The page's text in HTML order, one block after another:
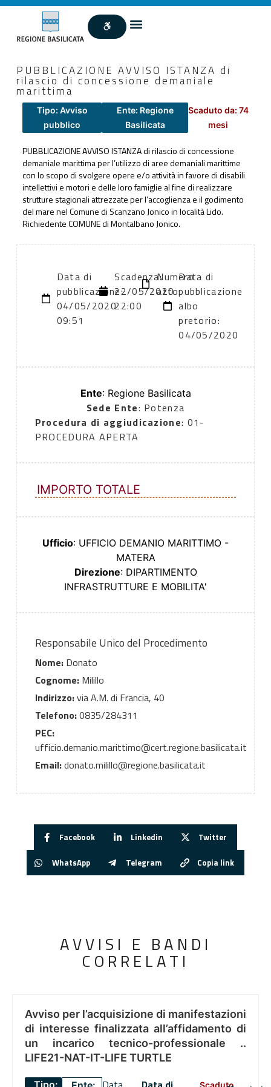
PUBBLICAZIONE AVVISO ISTANZA di
rilascio di concessione demaniale
marittima
Tipo: Avviso
pubblico
Ente: Regione
Basilicata
Scaduto da: 74
mesi
PUBBLICAZIONE AVVISO ISTANZA di rilascio di concessione
demaniale marittima per l’utilizzo di aree demaniali marittime
con lo scopo di svolgere opere e/o attività in favore di disabili
intellettivi e motori e delle loro famiglie al fine di realizzare
strutture stagionali attrezzate per l’accoglienza e il godimento
del mare nel Comune di Scanzano Jonico in località Lido.
Richiedente COMUNE di Montalbano Jonico.
Data di
pubblicazione:
04/05/2020
09:51
Scadenza:
22/05/2020
22:00
Numero
atto:
Data di
pubblicazione
albo
pretorio:
04/05/2020
Ente: Regione Basilicata
Sede Ente: Potenza
Procedura di aggiudicazione: 01-
PROCEDURA APERTA
IMPORTO TOTALE
Ufficio: UFFICIO DEMANIO MARITTIMO -
MATERA
Direzione: DIPARTIMENTO
INFRASTRUTTURE E MOBILITA'
Responsabile Unico del Procedimento
Nome:Donato
Cognome:Milillo
Indirizzo:via A.M. di Francia, 40
Telefono:0835/284311
PEC:
ufficio.demanio.marittimo@cert.regione.basilicata.it
Email:donato.milillo@regione.basilicata.it
Facebook Linkedin Twitter
WhatsApp Telegram Copia link
AVVISI E BANDI
CORRELATI
Avviso per l’acquisizione di manifestazioni
di interesse finalizzata all’affidamento di
un incarico tecnico-professionale ..
LIFE21-NAT-IT-LIFE TURTLE